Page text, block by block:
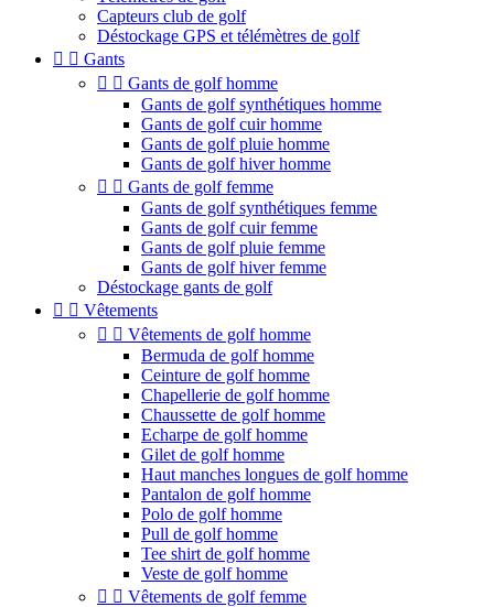
Capteurs club de golf
Déstockage GPS et télémètres de golf
  Gants
  Gants de golf homme
Gants de golf synthétiques homme
Gants de golf cuir homme
Gants de golf pluie homme
Gants de golf hiver homme
  Gants de golf femme
Gants de golf synthétiques femme
Gants de golf cuir femme
Gants de golf pluie femme
Gants de golf hiver femme
Déstockage gants de golf
  Vêtements
  Vêtements de golf homme
Bermuda de golf homme
Ceinture de golf homme
Chapellerie de golf homme
Chaussette de golf homme
Echarpe de golf homme
Gilet de golf homme
Haut manches longues de golf homme
Pantalon de golf homme
Polo de golf homme
Pull de golf homme
Tee shirt de golf homme
Veste de golf homme
  Vêtements de golf femme